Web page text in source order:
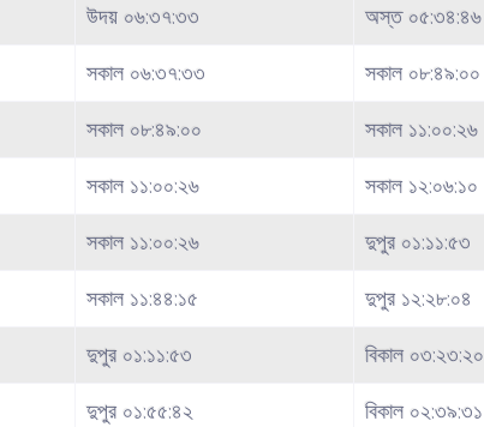
উদয় ০৬:৩৭:৩৩
অস্ত ০৫:৩৪:৪৬
সকাল ০৬:৩৭:৩৩
সকাল ০৮:৪৯:০০
সকাল ০৮:৪৯:০০
সকাল ১১:০০:২৬
সকাল ১১:০০:২৬
সকাল ১২:০৬:১০
সকাল ১১:০০:২৬
দুপুর ০১:১১:৫৩
সকাল ১১:৪৪:১৫
দুপুর ১২:২৮:০৪
দুপুর ০১:১১:৫৩
বিকাল ০৩:২৩:২০
দুপুর ০১:৫৫:৪২
বিকাল ০২:৩৯:৩১